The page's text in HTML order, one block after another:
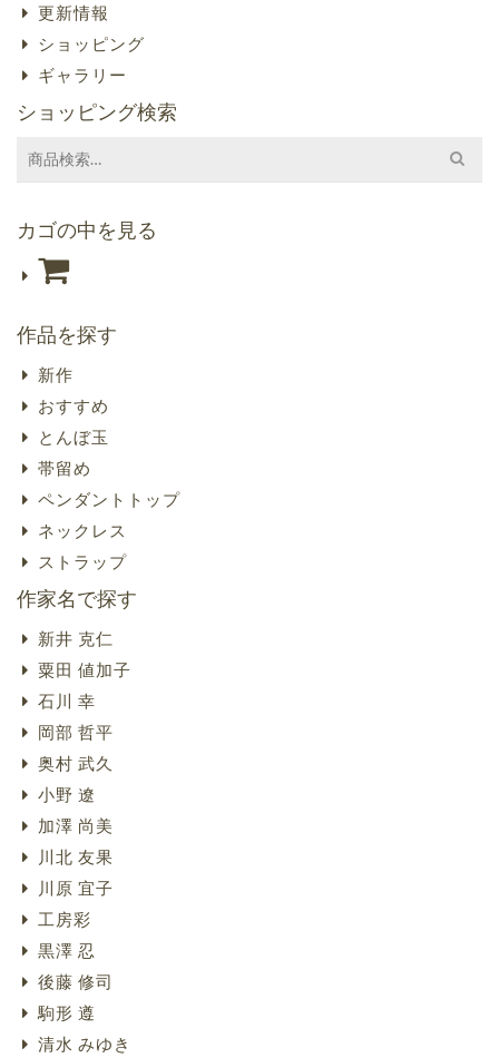
更新情報
ショッピング
ギャラリー
ショッピング検索
Search
カゴの中を見る
作品を探す
新作
おすすめ
とんぼ玉
帯留め
ペンダントトップ
ネックレス
ストラップ
作家名で探す
新井 克仁
粟田 値加子
石川 幸
岡部 哲平
奥村 武久
小野 遼
加澤 尚美
川北 友果
川原 宜子
工房彩
黒澤 忍
後藤 修司
駒形 遵
清水 みゆき